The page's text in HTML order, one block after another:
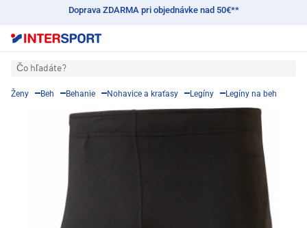
Doprava ZDARMA pri objednávke nad 50€**
Čo hľadáte?
Ženy Beh Behanie Nohavice a kraťasy Legíny Legíny na beh